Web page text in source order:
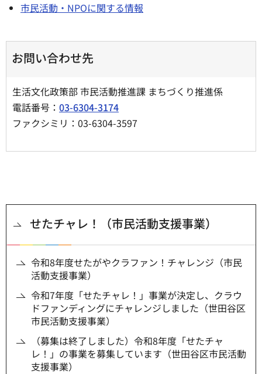
市民活動・NPOに関する情報
お問い合わせ先
生活文化政策部 市民活動推進課 まちづくり推進係
電話番号： 03-6304-3174
ファクシミリ：03-6304-3597
せたチャレ！（市民活動支援事業）
令和8年度せたがやクラファン！チャレンジ（市民
活動支援事業）
令和7年度「せたチャレ！」事業が決定し、クラウ
ドファンディングにチャレンジしました（世田谷区
市民活動支援事業）
（募集は終了しました）令和8年度「せたチャ
レ！」の事業を募集しています（世田谷区市民活動
支援事業）